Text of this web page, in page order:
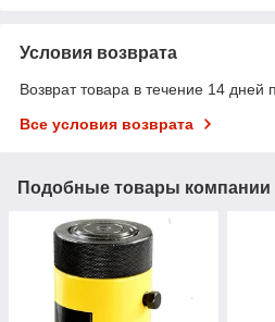
Условия возврата
Возврат товара в течение 14 дней
Все условия возврата
Подобные товары компании